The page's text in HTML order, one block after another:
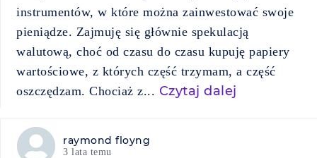
instrumentów, w które można zainwestować swoje
pieniądze. Zajmuję się głównie spekulacją
walutową, choć od czasu do czasu kupuję papiery
wartościowe, z których część trzymam, a część
oszczędzam. Chociaż z... Czytaj dalej
raymond floyng
3 lata temu